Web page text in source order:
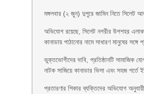
মঙ্গলবার (২ জুন) দুপুরে জামিন নিতে
অভিযোগ রয়েছে, সিলেট নগরীর উপশহর
কানাডায় পাঠানোর নামে সাধারণ মানুষের
ভুক্তভোগীদের দাবি, প্রতিষ্ঠানটি সামাজিক
নাটক সাজিয়ে কানাডার ভিসা এবং সহজ
প্রতারণার শিকার ব্যক্তিদের অভিযোগ